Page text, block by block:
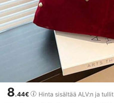
8.44€ Hinta sisältää ALV:n ja tullit